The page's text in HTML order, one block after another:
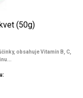
(50g)
obsahuje Vitamín B, C,